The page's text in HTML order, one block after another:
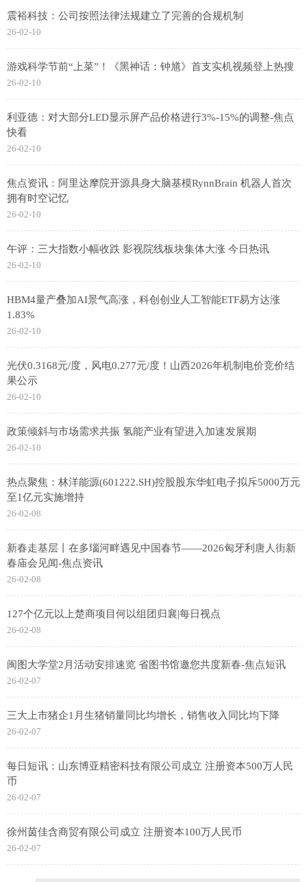
震裕科技：公司按照法律法规建立了完善的合规机制
26-02-10
游戏科学节前“上菜”！《黑神话：钟馗》首支实机视频登上热搜
26-02-10
利亚德：对大部分LED显示屏产品价格进行3%-15%的调整-焦点
快看
26-02-10
焦点资讯：阿里达摩院开源具身大脑基模RynnBrain 机器人首次
拥有时空记忆
26-02-10
午评：三大指数小幅收跌 影视院线板块集体大涨 今日热讯
26-02-10
HBM4量产叠加AI景气高涨，科创创业人工智能ETF易方达涨
1.83%
26-02-10
光伏0.3168元/度，风电0.277元/度！山西2026年机制电价竞价结
果公示
26-02-10
政策倾斜与市场需求共振 氢能产业有望进入加速发展期
26-02-10
热点聚焦：林洋能源(601222.SH)控股股东华虹电子拟斥5000万元
至1亿元实施增持
26-02-08
新春走基层丨在多瑙河畔遇见中国春节——2026匈牙利唐人街新
春庙会见闻-焦点资讯
26-02-08
127个亿元以上楚商项目何以组团归襄|每日视点
26-02-08
闽图大学堂2月活动安排速览 省图书馆邀您共度新春-焦点短讯
26-02-07
三大上市猪企1月生猪销量同比均增长，销售收入同比均下降
26-02-07
每日短讯：山东博亚精密科技有限公司成立 注册资本500万人民
币
26-02-07
徐州茵佳含商贸有限公司成立 注册资本100万人民币
26-02-07